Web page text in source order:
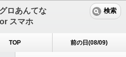
ロあんてな
スマホ
検索
TOP 前の日(08/09)